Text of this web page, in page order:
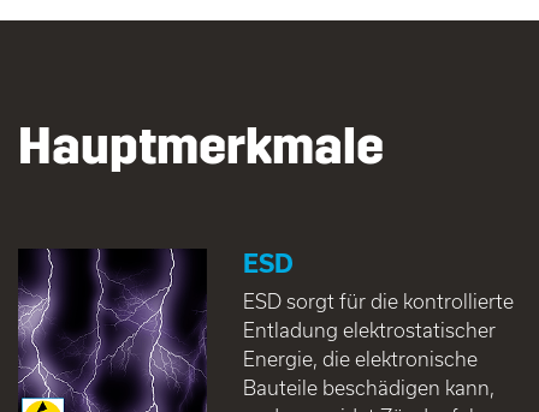
Hauptmerkmale
ESD
ESD sorgt für die kontrollierte
Entladung elektrostatischer
Energie, die elektronische
Bauteile beschädigen kann,